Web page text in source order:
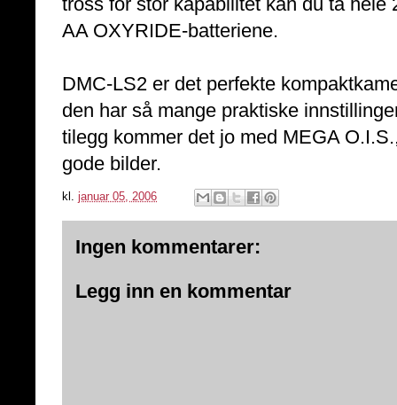
AA OXYRIDE-batteriene.
DMC-LS2 er det perfekte
den har så mange praktiske
tilegg kommer det jo med MEGA
gode bilder.
kl. januar 05, 2006
Ingen kommentarer:
Legg inn en kommentar